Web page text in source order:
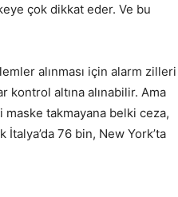
çok dikkat eder. Ve bu
alınması için alarm zilleri
kontrol altına alınabilir. Ama
takmayana belki ceza,
76 bin, New York’ta